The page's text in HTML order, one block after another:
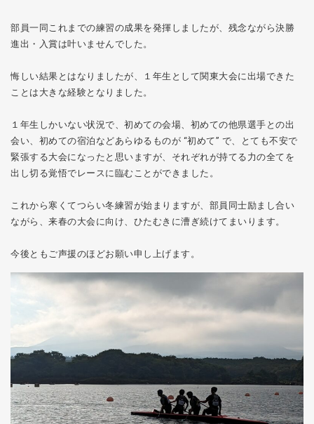
部員一同これまでの練習の成果を発揮しましたが、残念ながら決勝
進出・入賞は叶いませんでした。
悔しい結果とはなりましたが、１年生として関東大会に出場できた
ことは大きな経験となりました。
１年生しかいない状況で、初めての会場、初めての他県選手との出
会い、初めての宿泊などあらゆるものが “初めて” で、とても不安で
緊張する大会になったと思いますが、それぞれが持てる力の全てを
出し切る覚悟でレースに臨むことができました。
これから寒くてつらい冬練習が始まりますが、部員同士励まし合い
ながら、来春の大会に向け、ひたむきに漕ぎ続けてまいります。
今後ともご声援のほどお願い申し上げます。